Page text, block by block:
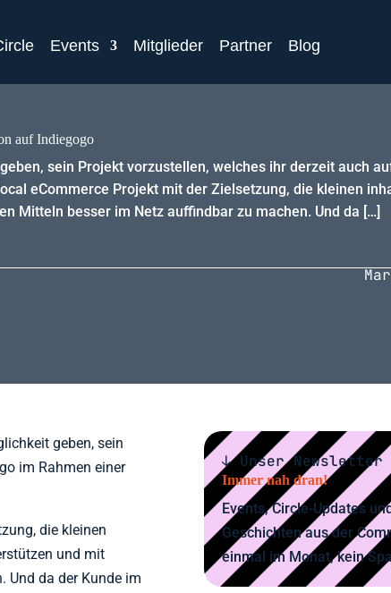
Events Mitglieder Partner Blog
auf Indiegogo
sein Projekt vorzustellen, welches ihr derzeit auch
eCommerce Projekt mit der Zielsetzung, die kleinen
Mitteln besser im Netz auffindbar zu machen. Und da […]
geben, sein
im Rahmen einer
die kleinen
und mit
Und da der Kunde im
↓ Unser Newsletter
Immer nah dran!
Events, Circle-Updates und
Geschichten aus der
einmal im Monat, kein